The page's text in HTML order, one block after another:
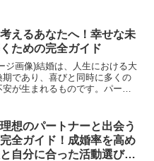
えるあなたへ！幸せな未
ための完全ガイド
ジ画像)結婚は、人生における大
期であり、喜びと同時に多くの
が生まれるものです。パート
言えるでしょう。しかし、結婚
ばかりでは...
想のパートナーと出会う
全ガイド！成婚率を高め
自分に合った活動選びを